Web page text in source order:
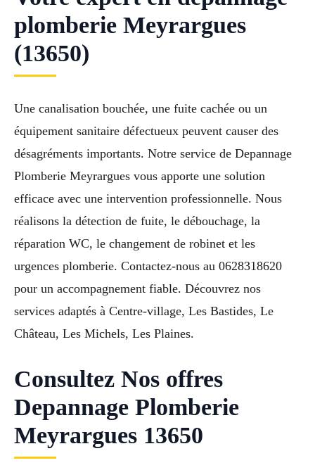
plomberie Meyrargues
(13650)
Une canalisation bouchée, une fuite cachée ou un
équipement sanitaire défectueux peuvent causer des
désagréments importants. Notre service de Depannage
Plomberie Meyrargues vous apporte une solution
efficace avec une intervention professionnelle. Nous
réalisons la détection de fuite, le débouchage, la
réparation WC, le changement de robinet et les
urgences plomberie. Contactez-nous au 0628318620
pour un accompagnement fiable. Découvrez nos
services adaptés à Centre-village, Les Bastides, Le
Château, Les Michels, Les Plaines.
Consultez Nos offres
Depannage Plomberie
Meyrargues 13650